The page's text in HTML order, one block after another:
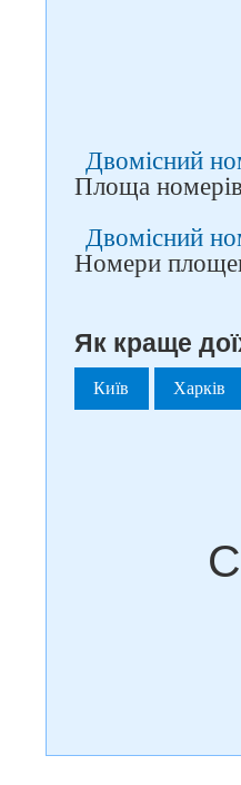
Двомісний
Площа
Двомісний
Номери
Як краще
Київ Харків